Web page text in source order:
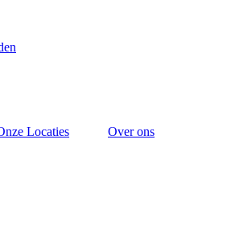
Locaties
Over ons